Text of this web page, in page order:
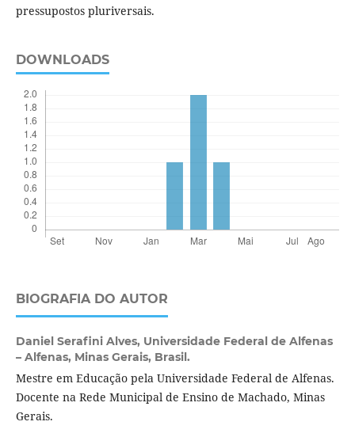
pressupostos pluriversais.
DOWNLOADS
BIOGRAFIA DO AUTOR
Daniel Serafini Alves, Universidade Federal de Alfenas
– Alfenas, Minas Gerais, Brasil.
Mestre em Educação pela Universidade Federal de Alfenas.
Docente na Rede Municipal de Ensino de Machado, Minas
Gerais.